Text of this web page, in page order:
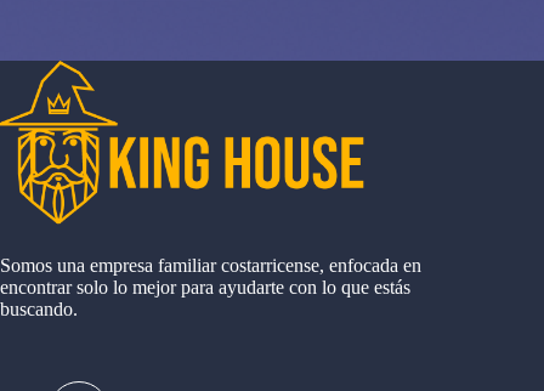
Somos una empresa familiar costarricense, enfocada en
encontrar solo lo mejor para ayudarte con lo que estás
buscando.